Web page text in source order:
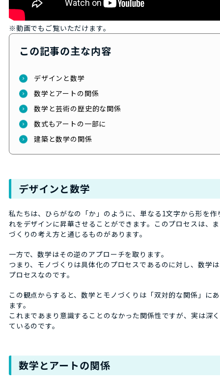
※動画でもご覧いただけます。
この記事の主な内容
デザインと数学
数学とアートの関係
数学と芸術の歴史的な関係
数式もアートの一部に
建築と数学の関係
デザインと数学
私たちは、ひらがなの「か」のように、単なる1文字から形を作
れをデザインに昇華させることができます。このプロセスは、
づくりの考え方と通じるものがあります。
一方で、数学はその逆のアプローチを取ります。
つまり、モノづくりは具体化のプロセスであるのに対し、数学
プロセスなのです。
この観点からすると、数学とモノづくりは「双対的な関係」に
ます。
これまであまり意識することのなかった関係性ですが、実は深
ているのです。
数学とアートの関係